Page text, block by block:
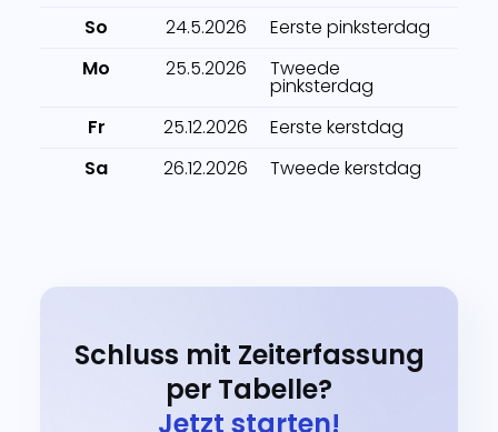
So
24.5.2026
Eerste pinksterdag
Mo
25.5.2026 Tweede
pinksterdag
Fr
25.12.2026
Eerste kerstdag
Sa
26.12.2026 Tweede kerstdag
Schluss mit Zeiterfassung
per Tabelle?
Jetzt starten!